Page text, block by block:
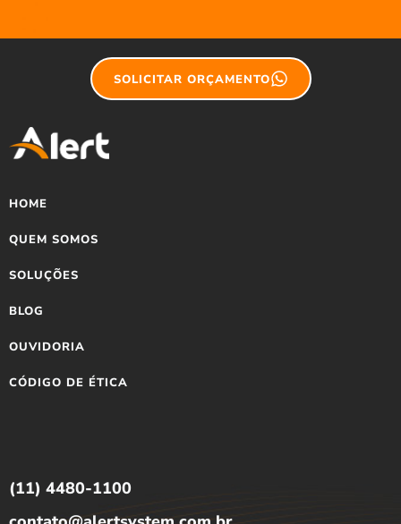
SOLICITAR ORÇAMENTO
HOME
QUEM SOMOS
SOLUÇÕES
BLOG
OUVIDORIA
CÓDIGO DE ÉTICA
(11) 4480-1100